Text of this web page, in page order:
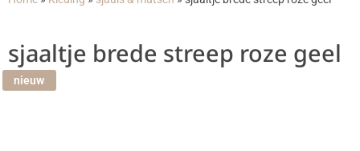
sjaaltje brede streep roze geel
nieuw